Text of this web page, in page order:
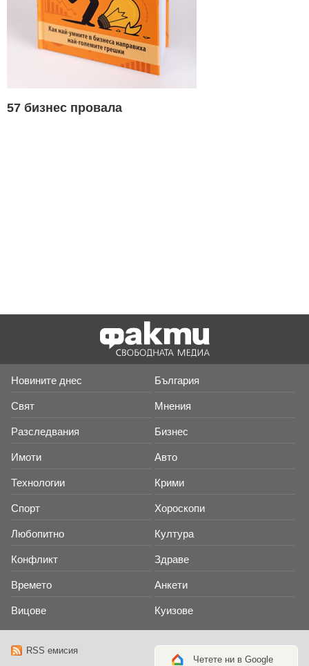
57 бизнес провала
Новините днес България
Свят Мнения
Разследвания Бизнес
Имоти Авто
Технологии Крими
Спорт Хороскопи
Любопитно Култура
Конфликт Здраве
Времето Анкети
Вицове Куизове
RSS емисия
Четете ни в Google